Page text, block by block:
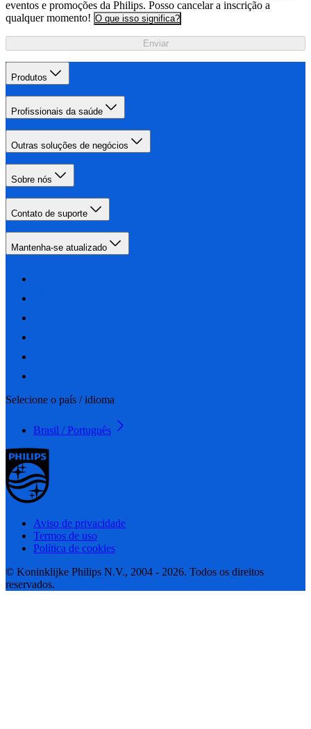
eventos e promoções da Philips. Posso cancelar a inscrição a
qualquer momento! O que isso significa?
Enviar
Produtos
Profissionais da saúde
Outras soluções de negócios
Sobre nós
Contato de suporte
Mantenha-se atualizado
Selecione o país / idioma
Brasil / Português
Aviso de privacidade
Termos de uso
Política de cookies
© Koninklijke Philips N.V., 2004 - 2026. Todos os direitos
reservados.